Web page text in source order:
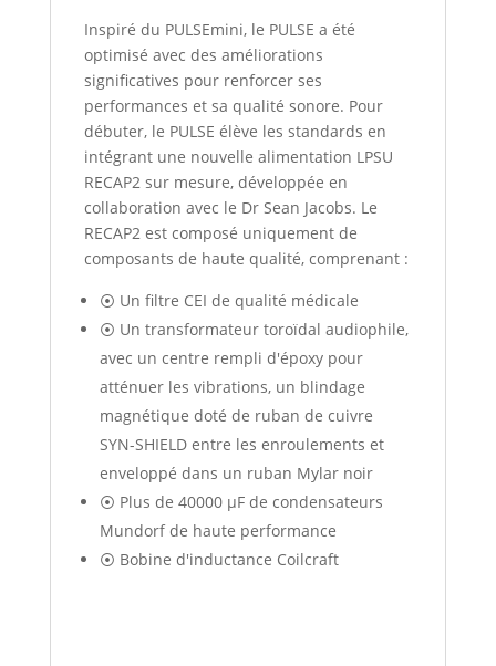
Inspiré du PULSEmini, le PULSE a été
optimisé avec des améliorations
significatives pour renforcer ses
performances et sa qualité sonore. Pour
débuter, le PULSE élève les standards en
intégrant une nouvelle alimentation LPSU
RECAP2 sur mesure, développée en
collaboration avec le Dr Sean Jacobs. Le
RECAP2 est composé uniquement de
composants de haute qualité, comprenant :
⦿ Un filtre CEI de qualité médicale
⦿ Un transformateur toroïdal audiophile,
avec un centre rempli d'époxy pour
atténuer les vibrations, un blindage
magnétique doté de ruban de cuivre
SYN-SHIELD entre les enroulements et
enveloppé dans un ruban Mylar noir
⦿ Plus de 40000 μF de condensateurs
Mundorf de haute performance
⦿ Bobine d'inductance Coilcraft